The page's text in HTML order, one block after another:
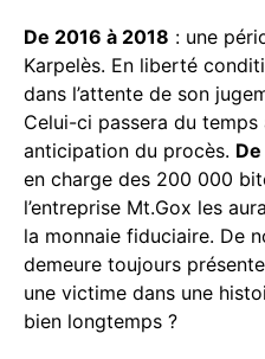
De 2016 à 2018 : une
Karpelès. En liberté
dans l’attente de son
Celui-ci passera du
anticipation du procès.
en charge des 200 000
l’entreprise Mt.Gox les
la monnaie fiduciaire. De
demeure toujours
une victime dans une
bien longtemps ?